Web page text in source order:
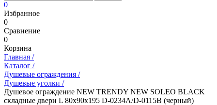
0
Избранное
0
Сравнение
0
Корзина
Главная /
Каталог /
Душевые ограждения /
Душевые уголки /
Душевое ограждение NEW TRENDY NEW SOLEO BLACK
складные двери L 80x90x195 D-0234A/D-0115B (черный)